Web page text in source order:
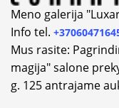
Meno galerija
Info tel.
Mus rasite:
magija" salone
g. 125 antrajame